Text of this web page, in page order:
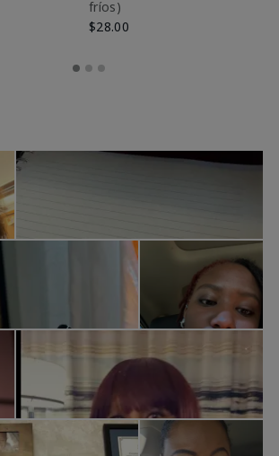
fríos)
$28.00